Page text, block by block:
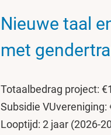
Nieuwe taal
met
Totaalbedrag project:
Subsidie
Looptijd: 2 jaar (2026-